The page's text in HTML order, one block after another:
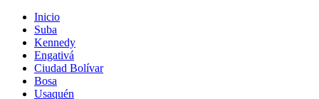
Inicio
Suba
Kennedy
Engativá
Ciudad Bolívar
Bosa
Usaquén